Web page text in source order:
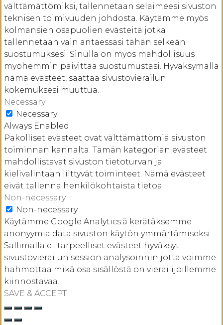
välttämättömiksi, tallennetaan selaimeesi sivuston
teknisen toimivuuden johdosta. Käytämme myös
kolmansien osapuolien evästeitä jotka
tallennetaan vain antaessasi tähän selkeän
suostumuksesi. Sinulla on myös mahdollisuus
myöhemmin päivittää suostumustasi. Hyväksymällä
nämä evästeet, saattaa sivustovierailun
kokemuksesi muuttua.
Necessary
Necessary
Always Enabled
Pakolliset evästeet ovat välttämättömiä sivuston
toiminnan kannalta. Tämän kategorian evästeet
mahdollistavat sivuston tietoturvan ja
kielivalintaan liittyvät toiminteet. Nämä evästeet
eivät tallenna henkilökohtaista tietoa.
Non-necessary
Non-necessary
Käytämme Google Analytics:ä kerätäksemme
anonyymia data sivuston käytön ymmärtämiseksi.
Sallimalla ei-tarpeelliset evästeet hyväksyt
sivustovierailun session analysoinnin jotta voimme
hahmottaa mikä osa sisällöstä on vierailijoillemme
kiinnostavaa.
SAVE & ACCEPT